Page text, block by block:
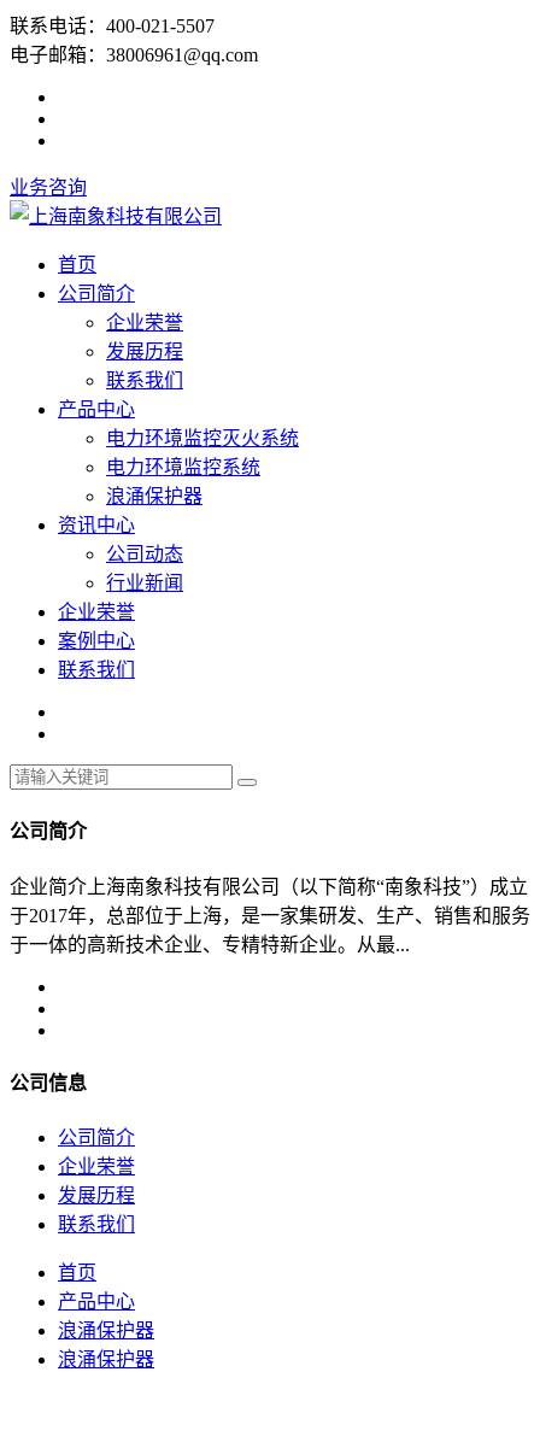
联系电话：400-021-5507
电子邮箱：38006961@qq.com
业务咨询
首页
公司简介
企业荣誉
发展历程
联系我们
产品中心
电力环境监控灭火系统
电力环境监控系统
浪涌保护器
资讯中心
公司动态
行业新闻
企业荣誉
案例中心
联系我们
公司简介
企业简介上海南象科技有限公司（以下简称“南象科技”）成立
于2017年，总部位于上海，是一家集研发、生产、销售和服务
于一体的高新技术企业、专精特新企业。从最...
公司信息
公司简介
企业荣誉
发展历程
联系我们
首页
产品中心
浪涌保护器
浪涌保护器